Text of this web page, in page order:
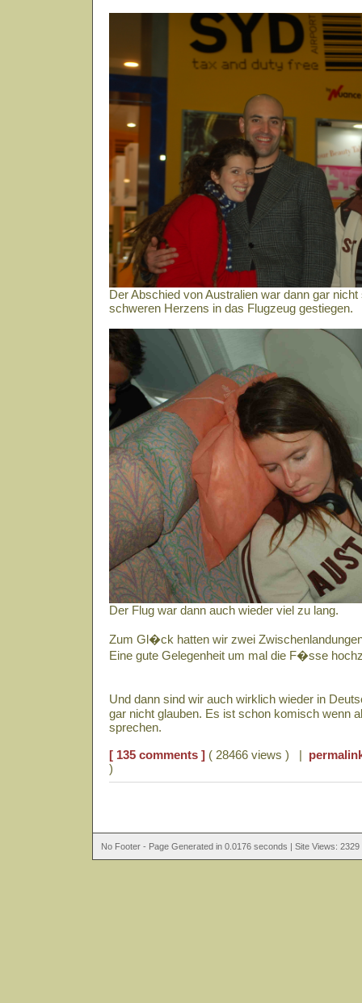
Der Abschied von Australien war dann gar
schweren Herzens in das Flugzeug gestiegen.
Der Flug war dann auch wieder viel zu lang.
Zum Gl�ck hatten wir zwei
Eine gute Gelegenheit um mal die F�sse
Und dann sind wir auch wirklich wieder in
gar nicht glauben. Es ist schon komisch wenn
sprechen.
[ 135 comments ] ( 28466 views ) |
)
No Footer - Page Generated in 0.0176 seconds | Site Views: 2329